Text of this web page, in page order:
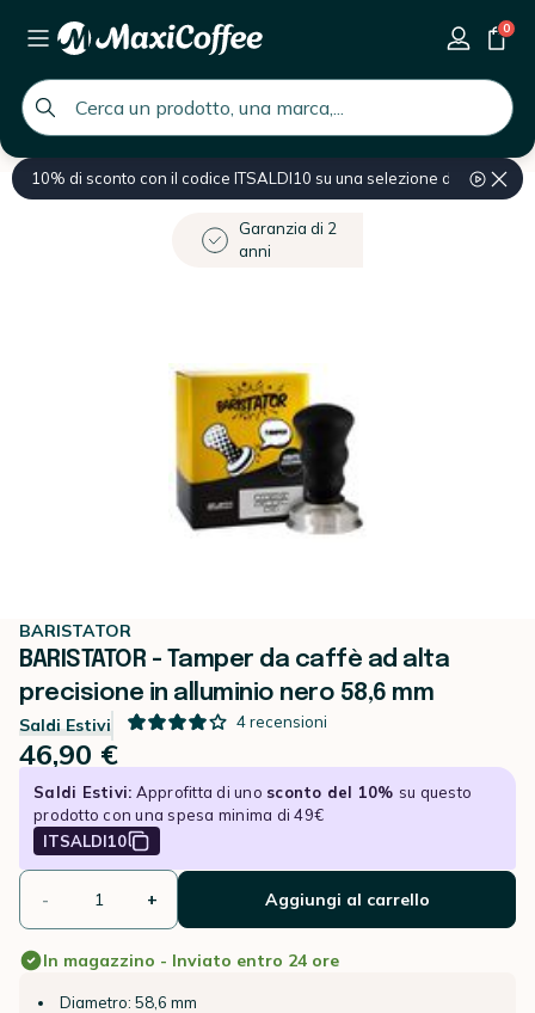
global.search.placeholder
0
10% di sconto con il codice ITSALDI10 su una selezione di prodotti
Home Accessori per caffè e tè Accessori per baristi Tamper e
Garanzia di 2
anni
BARISTATOR
BARISTATOR - Tamper da caffè ad alta
precisione in alluminio nero 58,6 mm
Saldi Estivi 4recensioni
46,90 €
Saldi Estivi: Approfitta di uno sconto del 10% su questo
prodotto con una spesa minima di 49€
ITSALDI10
- + Aggiungi al carrello
In magazzino - Inviato entro 24 ore
Diametro: 58,6 mm